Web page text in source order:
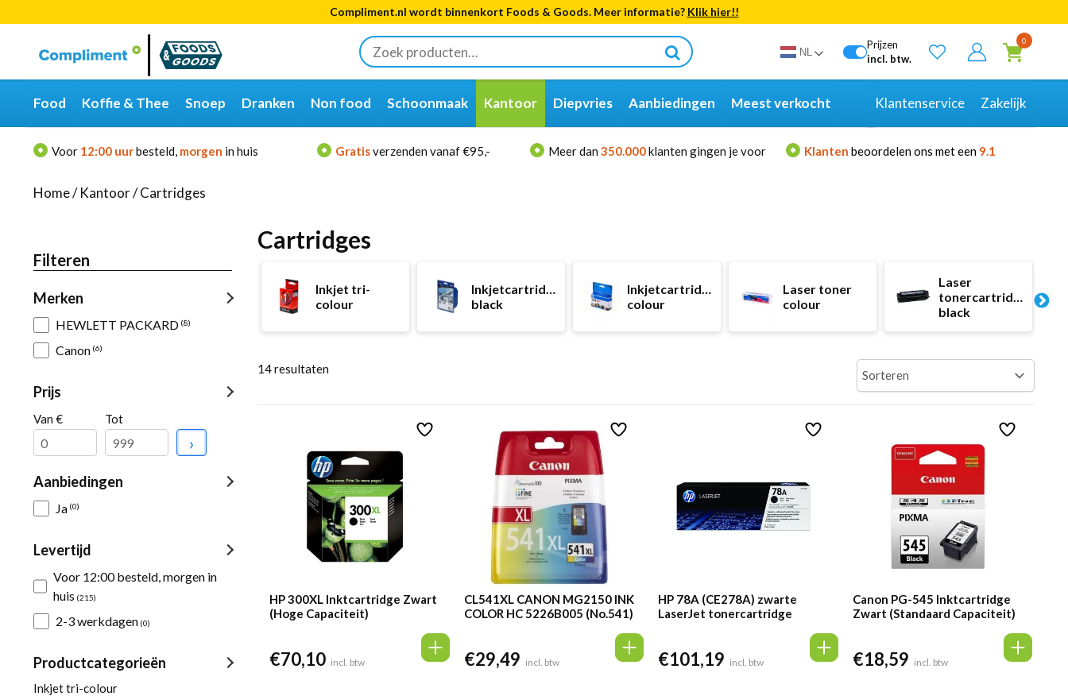
Compliment.nl wordt binnenkort Foods & Goods. Meer informatie? Klik hier!!
Zoeken
naar:
Categorieën
Merken
NL
Prijzen
incl. btw.
0
Food Koffie & Thee Snoep Dranken Non food Schoonmaak Kantoor Diepvries Aanbiedingen Meest verkocht Klantenservice Zakelijk
Voor 12:00 uurbesteld, morgen in huis Gratisverzenden vanaf €95,- Meer dan 350.000klanten gingen je voor Klanten beoordelen ons met een 9.1
Home/Kantoor/Cartridges
Filteren
Merken
HEWLETT PACKARD (8)
Canon (6)
Prijs
Van € Tot
›
Aanbiedingen
Ja (0)
Levertijd
Voor 12:00 besteld, morgen in
huis (215)
2-3 werkdagen (0)
Productcategorieën
Inkjet tri-colour
Cartridges
Inkjet tri-
colour
Inkjetcartridge
black
Inkjetcartridge
colour
Laser toner
colour
Laser
tonercartridge
black
14resultaten
HP 300XL Inktcartridge Zwart
(Hoge Capaciteit)
€70,10 incl. btw
CL541XL CANON MG2150 INK
COLOR HC 5226B005 (No.541)
€29,49 incl. btw
HP 78A (CE278A) zwarte
LaserJet tonercartridge
€101,19 incl. btw
Canon PG-545 Inktcartridge
Zwart (Standaard Capaciteit)
€18,59 incl. btw